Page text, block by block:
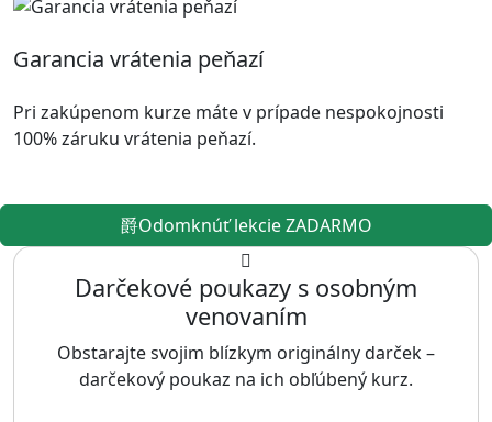
Garancia vrátenia peňazí
Pri zakúpenom kurze máte v prípade nespokojnosti
100% záruku vrátenia peňazí.
Odomknúť lekcie ZADARMO
Darčekové poukazy s osobným
venovaním
Obstarajte svojim blízkym originálny darček –
darčekový poukaz na ich obľúbený kurz.